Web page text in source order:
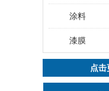
涂料
漆膜
点